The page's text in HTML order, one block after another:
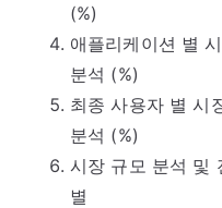
(%)
애플리케이션 별
분석 (%)
최종 사용자 별 시
분석 (%)
시장 규모 분석 및
별